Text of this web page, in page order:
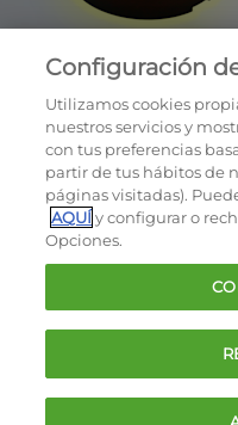
Política
Términos y
Configuración
Utilizamos cookies
nuestros servicios y
con tus preferencias
partir de tus hábitos de
páginas visitadas).
AQUÍy configurar o
Opciones.